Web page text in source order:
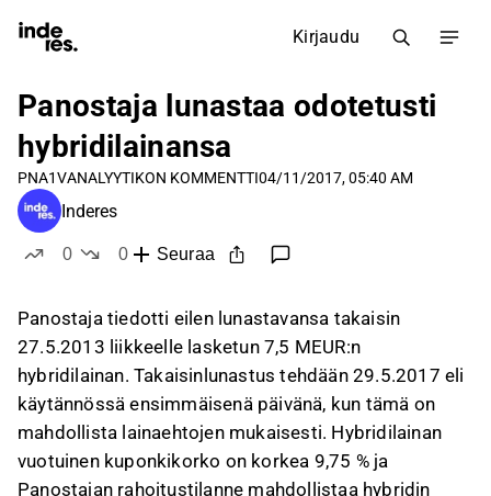
Kirjaudu
Panostaja lunastaa odotetusti
hybridilainansa
PNA1VANALYYTIKON KOMMENTTI04/11/2017, 05:40 AM
Inderes
0
0
Seuraa
Panostaja tiedotti eilen lunastavansa takaisin
27.5.2013 liikkeelle lasketun 7,5 MEUR:n
hybridilainan. Takaisinlunastus tehdään 29.5.2017 eli
käytännössä ensimmäisenä päivänä, kun tämä on
mahdollista lainaehtojen mukaisesti. Hybridilainan
vuotuinen kuponkikorko on korkea 9,75 % ja
Panostajan rahoitustilanne mahdollistaa hybridin